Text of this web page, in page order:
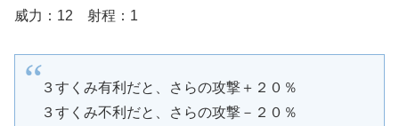
威力：12 射程：1
３すくみ有利だと、さらの攻撃＋２０％
３すくみ不利だと、さらの攻撃－２０％